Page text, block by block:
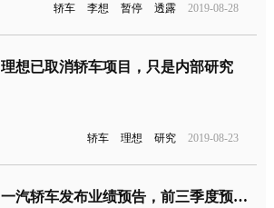
轿车 李想 暂停 透露 2019-08-28
理想已取消轿车项目，只是内部研究
轿车 理想 研究 2019-08-23
一汽轿车发布业绩预告，前三季度预计亏损2.36亿元